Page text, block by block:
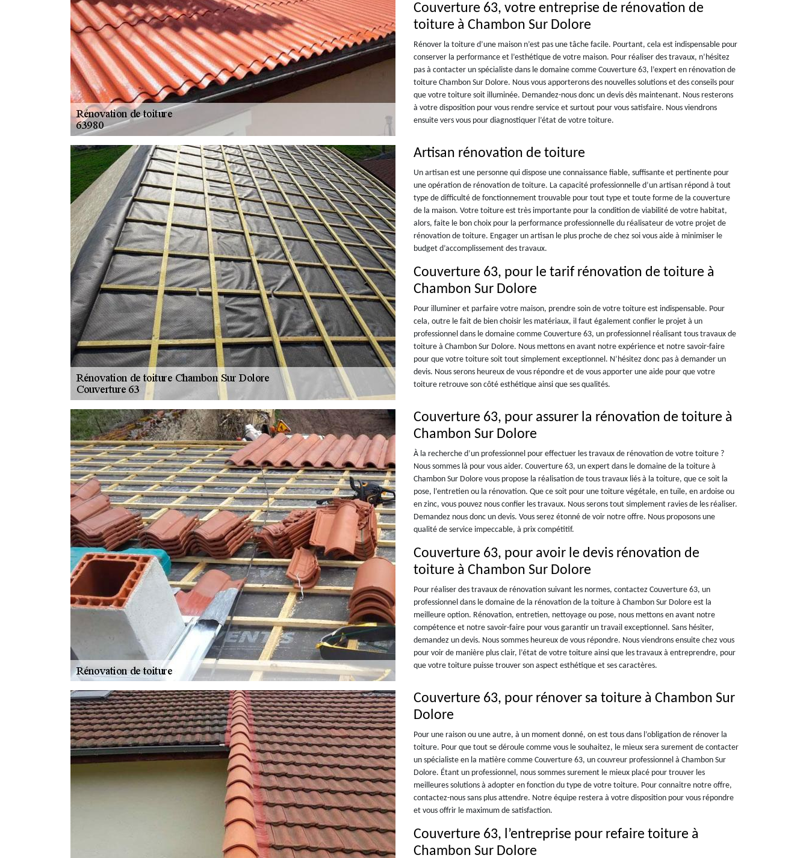
Couverture 63, votre entreprise de rénovation de
toiture à Chambon Sur Dolore
Rénover la toiture d’une maison n’est pas une tâche facile. Pourtant, cela est indispensable pour
conserver la performance et l’esthétique de votre maison. Pour réaliser des travaux, n’hésitez
pas à contacter un spécialiste dans le domaine comme Couverture 63, l’expert en rénovation de
toiture Chambon Sur Dolore. Nous vous apporterons des nouvelles solutions et des conseils pour
que votre toiture soit illuminée. Demandez-nous donc un devis dès maintenant. Nous resterons
à votre disposition pour vous rendre service et surtout pour vous satisfaire. Nous viendrons
ensuite vers vous pour diagnostiquer l’état de votre toiture.
Artisan rénovation de toiture
Un artisan est une personne qui dispose une connaissance fiable, suffisante et pertinente pour
une opération de rénovation de toiture. La capacité professionnelle d’un artisan répond à tout
type de difficulté de fonctionnement trouvable pour tout type et toute forme de la couverture
de la maison. Votre toiture est très importante pour la condition de viabilité de votre habitat,
alors, faite le bon choix pour la performance professionnelle du réalisateur de votre projet de
rénovation de toiture. Engager un artisan le plus proche de chez soi vous aide à minimiser le
budget d’accomplissement des travaux.
Couverture 63, pour le tarif rénovation de toiture à
Chambon Sur Dolore
Pour illuminer et parfaire votre maison, prendre soin de votre toiture est indispensable. Pour
cela, outre le fait de bien choisir les matériaux, il faut également confier le projet à un
professionnel dans le domaine comme Couverture 63, un professionnel réalisant tous travaux de
toiture à Chambon Sur Dolore. Nous mettons en avant notre expérience et notre savoir-faire
pour que votre toiture soit tout simplement exceptionnel. N’hésitez donc pas à demander un
devis. Nous serons heureux de vous répondre et de vous apporter une aide pour que votre
toiture retrouve son côté esthétique ainsi que ses qualités.
Couverture 63, pour assurer la rénovation de toiture à
Chambon Sur Dolore
À la recherche d’un professionnel pour effectuer les travaux de rénovation de votre toiture ?
Nous sommes là pour vous aider. Couverture 63, un expert dans le domaine de la toiture à
Chambon Sur Dolore vous propose la réalisation de tous travaux liés à la toiture, que ce soit la
pose, l’entretien ou la rénovation. Que ce soit pour une toiture végétale, en tuile, en ardoise ou
en zinc, vous pouvez nous confier les travaux. Nous serons tout simplement ravies de les réaliser.
Demandez nous donc un devis. Vous serez étonné de voir notre offre. Nous proposons une
qualité de service impeccable, à prix compétitif.
Couverture 63, pour avoir le devis rénovation de
toiture à Chambon Sur Dolore
Pour réaliser des travaux de rénovation suivant les normes, contactez Couverture 63, un
professionnel dans le domaine de la rénovation de la toiture à Chambon Sur Dolore est la
meilleure option. Rénovation, entretien, nettoyage ou pose, nous mettons en avant notre
compétence et notre savoir-faire pour vous garantir un travail exceptionnel. Sans hésiter,
demandez un devis. Nous sommes heureux de vous répondre. Nous viendrons ensuite chez vous
pour voir de manière plus clair, l’état de votre toiture ainsi que les travaux à entreprendre, pour
que votre toiture puisse trouver son aspect esthétique et ses caractères.
Couverture 63, pour rénover sa toiture à Chambon Sur
Dolore
Pour une raison ou une autre, à un moment donné, on est tous dans l’obligation de rénover la
toiture. Pour que tout se déroule comme vous le souhaitez, le mieux sera surement de contacter
un spécialiste en la matière comme Couverture 63, un couvreur professionnel à Chambon Sur
Dolore. Étant un professionnel, nous sommes surement le mieux placé pour trouver les
meilleures solutions à adopter en fonction du type de votre toiture. Pour connaitre notre offre,
contactez-nous sans plus attendre. Notre équipe restera à votre disposition pour vous répondre
et vous offrir le maximum de satisfaction.
Couverture 63, l’entreprise pour refaire toiture à
Chambon Sur Dolore